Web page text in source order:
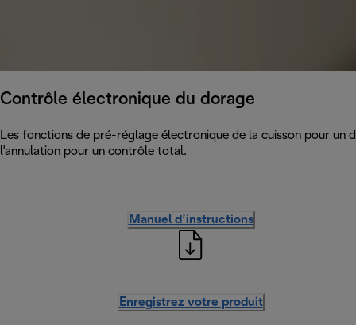
Contrôle électronique du dorage
Les fonctions de pré-réglage électronique de la cuisson pour
l'annulation pour un contrôle total.
Manuel d’instructions
Enregistrez votre produit